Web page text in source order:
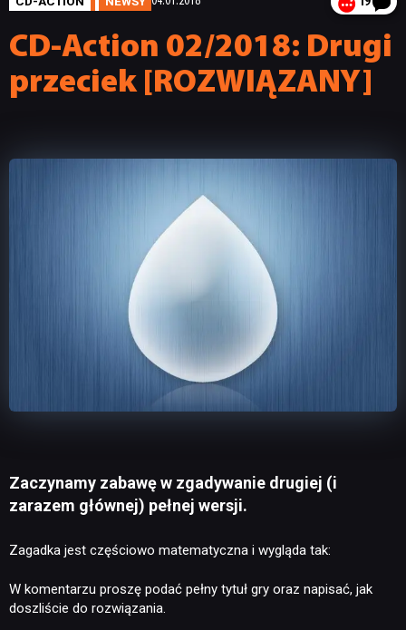
CD-Action 02/2018: Drugi
przeciek [ROZWIĄZANY]
Zaczynamy zabawę w zgadywanie drugiej (i
zarazem głównej) pełnej wersji.
Zagadka jest częściowo matematyczna i wygląda tak:
W komentarzu proszę podać pełny tytuł gry oraz napisać, jak
doszliście do rozwiązania.